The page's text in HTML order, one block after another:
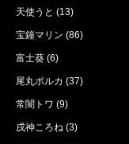
天使うと (13)
宝鐘マリン (86)
富士葵 (6)
尾丸ポルカ (37)
常闇トワ (9)
戌神ころね (3)